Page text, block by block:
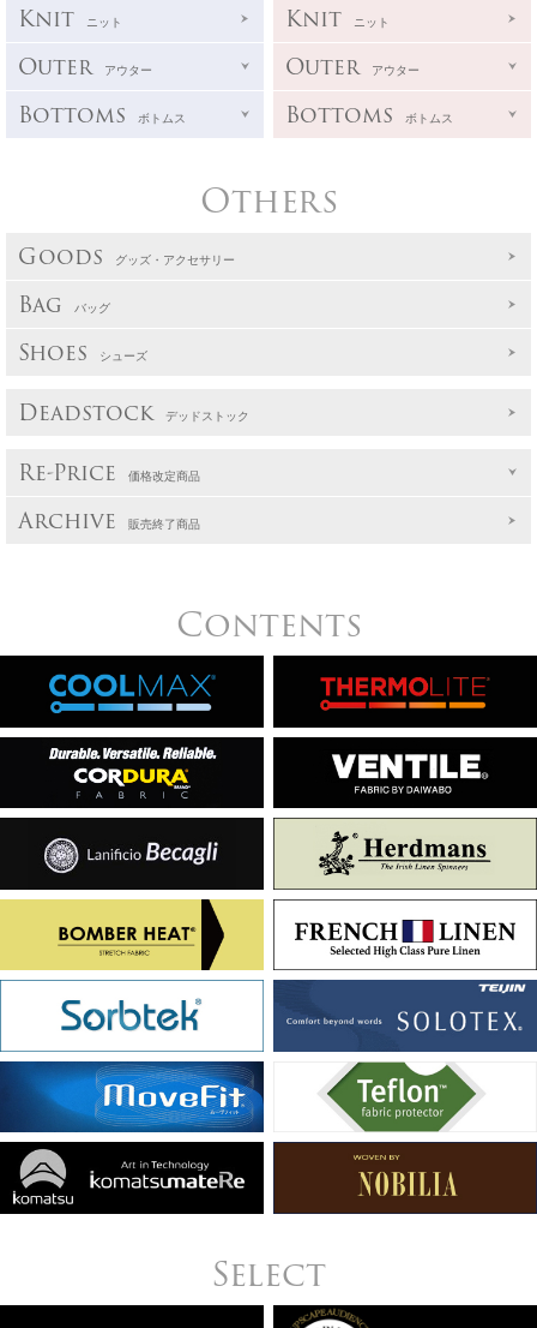
Knit ニット
Outer アウター
Bottoms ボトムス
Knit ニット
Outer アウター
Bottoms ボトムス
Others
Goods グッズ・アクセサリー
Bag バッグ
Shoes シューズ
Deadstock デッドストック
Re-Price 価格改定商品
Archive 販売終了商品
Contents
Select